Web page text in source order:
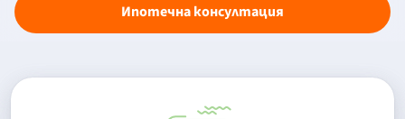
Ипотечна консултация